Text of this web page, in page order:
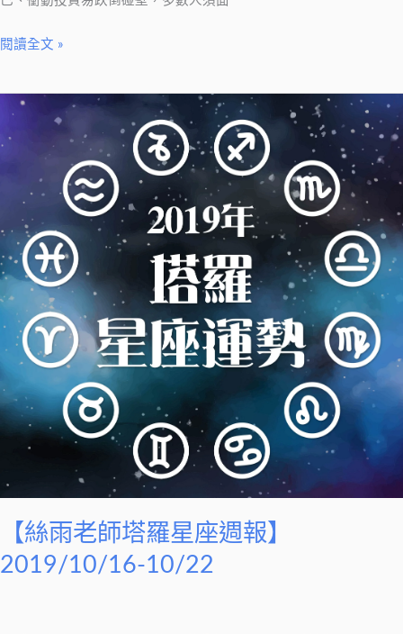
報】
10/29
閱讀全文 »
【絲雨老師塔羅星座週報】
2019/10/16-10/22
【絲
羅
座
週
報】
2019/10/16-